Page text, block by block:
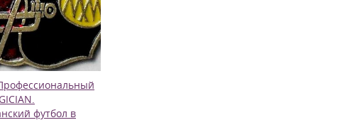
футбол в